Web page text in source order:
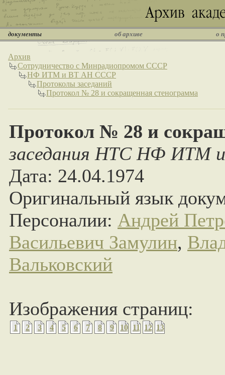
документы об архиве о
Архив
Сотрудничество с Минрадиопромом СССР
НФ ИТМ и ВТ АН СССР
Протоколы заседаний
Протокол № 28 и сокращенная стенограмма
Протокол № 28 и
заседания НTС НФ ИТМ
Дата: 24.04.1974
Оригинальный язык
Персоналии: Андрей
Васильевич Замулин,
Вальковский
Изображения страниц:
1 2 3 4 5 6 7 8 9 10 11 12 13